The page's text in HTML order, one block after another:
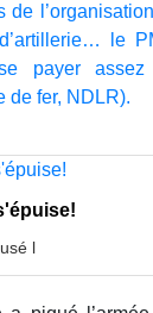
le
payer
de fer, NDLR).
l